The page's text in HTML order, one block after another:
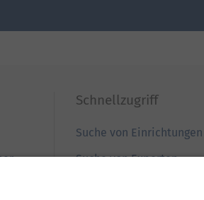
Schnellzugriff
Suche von Einrichtungen
Suche von Experten